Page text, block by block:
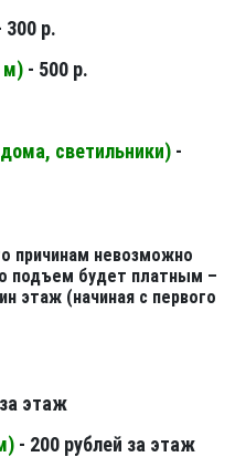
300 р.
м) - 500 р.
светильники) -
причинам невозможно
подъем будет платным –
этаж (начиная с первого
этаж
) - 200 рублей за этаж